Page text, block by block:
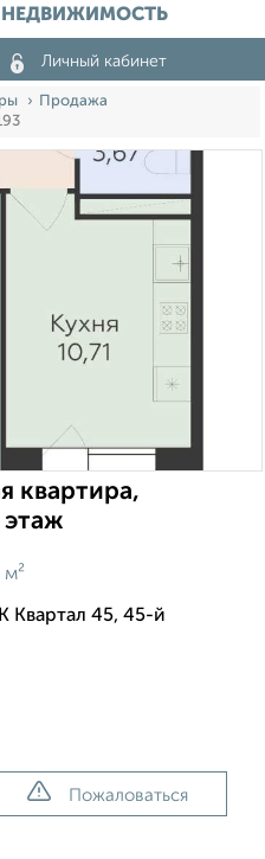
Личный кабинет
Продажа
квартира,
этаж
м²
Квартал 45, 45-й
Пожаловаться